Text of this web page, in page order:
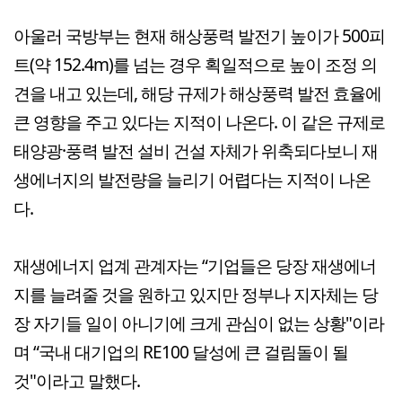
아울러 국방부는 현재 해상풍력 발전기 높이가 500피
트(약 152.4m)를 넘는 경우 획일적으로 높이 조정 의
견을 내고 있는데, 해당 규제가 해상풍력 발전 효율에
큰 영향을 주고 있다는 지적이 나온다. 이 같은 규제로
태양광·풍력 발전 설비 건설 자체가 위축되다보니 재
생에너지의 발전량을 늘리기 어렵다는 지적이 나온
다.
재생에너지 업계 관계자는 “기업들은 당장 재생에너
지를 늘려줄 것을 원하고 있지만 정부나 지자체는 당
장 자기들 일이 아니기에 크게 관심이 없는 상황"이라
며 “국내 대기업의 RE100 달성에 큰 걸림돌이 될
것"이라고 말했다.